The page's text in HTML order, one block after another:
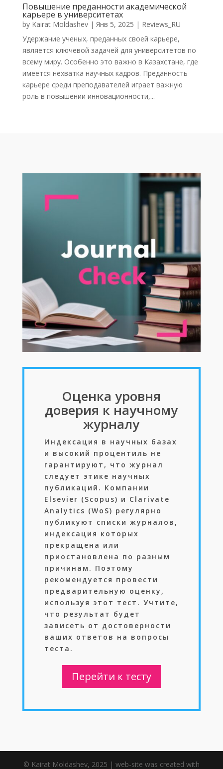
Повышение преданности академической
карьере в университетах
by Kairat Moldashev| Янв 5, 2025 | Reviews_RU
Удержание ученых, преданных своей карьере,
является ключевой задачей для университетов по
всему миру. Особенно это важно в Казахстане, где
имеется нехватка научных кадров. Преданность
карьере среди преподавателей играет важную
роль в повышении инновационности,...
Оценка уровня
доверия к научному
журналу
Индексация в научных базах
и высокий процентиль не
гарантируют, что журнал
следует этике научных
публикаций. Компании
Elsevier (Scopus) и Clarivate
Analytics (WoS) регулярно
публикуют списки журналов,
индексация которых
прекращена или
приостановлена по разным
причинам. Поэтому
рекомендуется провести
предварительную оценку,
используя этот тест. Учтите,
что результат будет
зависеть от достоверности
ваших ответов на вопросы
теста.
Перейти к тесту
© Kairat Moldashev, 2025 | web-site was created with